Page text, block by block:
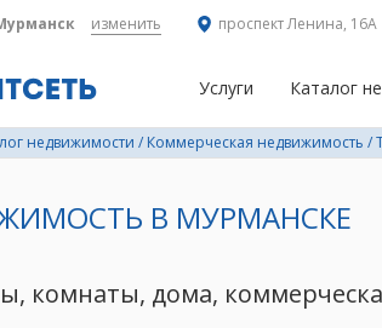
изменить проспект Ленина, 16А
Услуги Каталог
недвижимости / Коммерческая недвижимость /
В МУРМАНСКЕ
комнаты, дома,